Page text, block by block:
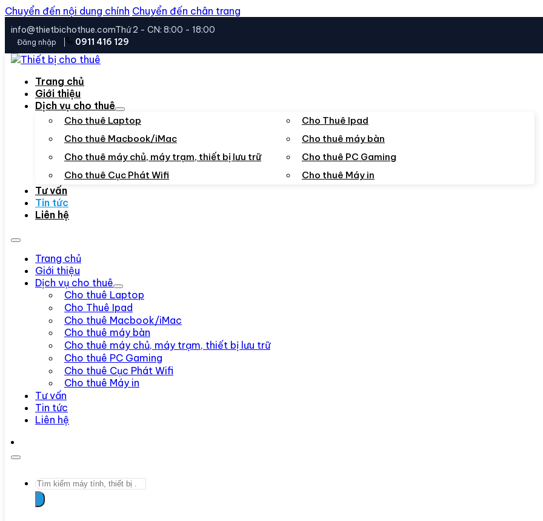
Chuyển đến nội dung chính Chuyển đến chân trang
info@thietbichothue.comThứ 2 - CN: 8:00 - 18:00
Đăng nhập 0911 416 129
Trang chủ
Giới thiệu
Dịch vụ cho thuê
Cho thuê Laptop
Cho Thuê Ipad
Cho thuê Macbook/iMac
Cho thuê máy bàn
Cho thuê máy chủ, máy trạm, thiết bị lưu trữ
Cho thuê PC Gaming
Cho thuê Cục Phát Wifi
Cho thuê Máy in
Tư vấn
Tin tức
Liên hệ
Trang chủ
Giới thiệu
Dịch vụ cho thuê
Cho thuê Laptop
Cho Thuê Ipad
Cho thuê Macbook/iMac
Cho thuê máy bàn
Cho thuê máy chủ, máy trạm, thiết bị lưu trữ
Cho thuê PC Gaming
Cho thuê Cục Phát Wifi
Cho thuê Máy in
Tư vấn
Tin tức
Liên hệ
Search
...